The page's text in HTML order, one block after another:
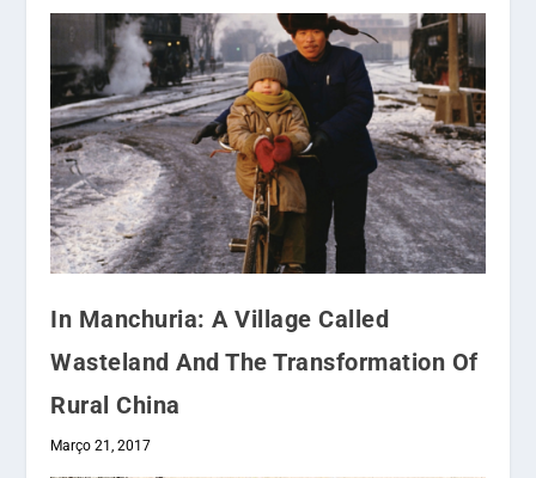
In Manchuria: A Village Called
Wasteland And The Transformation Of
Rural China
Março 21, 2017